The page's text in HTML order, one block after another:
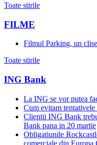
Toate stirile
FILME
Filmul Parking, un
Toate stirile
ING Bank
La ING se vor putea
Cum evitam
Clientii ING Bank
Bank pana in 20 martie
Obligatiunile
comerciale din Europa